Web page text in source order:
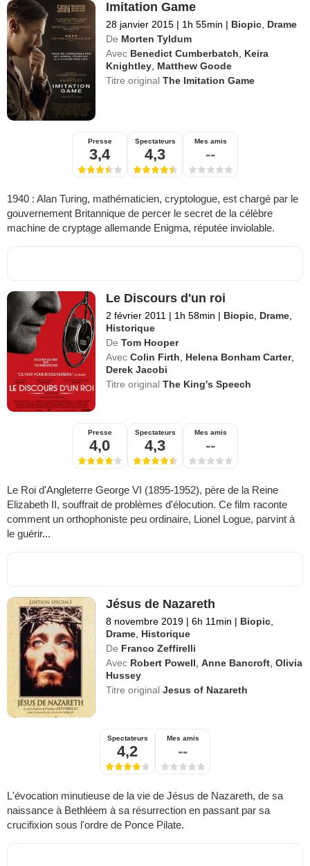
Imitation Game
28 janvier 2015 | 1h 55min | Biopic Drame
De Morten Tyldum
Avec Benedict Cumberbatch
Keira
Knightley Matthew Goode
Titre originalThe Imitation Game
Presse
3,4
Spectateurs
4,3
Mes amis
--
1940 : Alan Turing, mathématicien, cryptologue, est chargé par le
gouvernement Britannique de percer le secret de la célèbre
machine de cryptage allemande Enigma, réputée inviolable.
Le Discours d'un roi
2 février 2011 | 1h 58min | Biopic Drame
Historique
De Tom Hooper
Avec Colin Firth Helena Bonham Carter,
Derek Jacobi
Titre originalThe King's Speech
Presse
4,0
Spectateurs
4,3
Mes amis
--
Le Roi d'Angleterre George VI (1895-1952), père de la Reine
Elizabeth II, souffrait de problèmes d'élocution. Ce film raconte
comment un orthophoniste peu ordinaire, Lionel Logue, parvint à
le guérir...
Jésus de Nazareth
8 novembre 2019 | 6h 11min | Biopic
Drame Historique
De Franco Zeffirelli
Avec Robert Powell ,Anne Bancroft ,Olivia
Hussey
Titre originalJesus of Nazareth
Spectateurs
4,2
Mes amis
--
L'évocation minutieuse de la vie de Jésus de Nazareth, de sa
naissance à Bethléem à sa résurrection en passant par sa
crucifixion sous l'ordre de Ponce Pilate.